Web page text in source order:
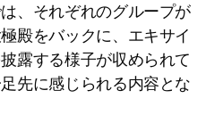
、それぞれのグループが
殿をバックに、エキサイ
露する様子が収められて
先に感じられる内容とな